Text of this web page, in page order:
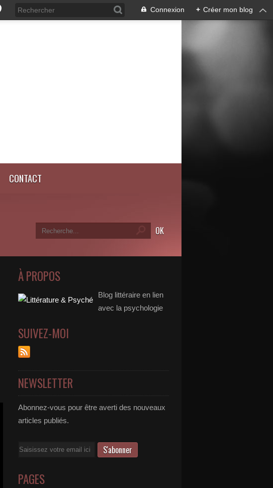
Connexion + Créer mon blog
CONTACT
À PROPOS
Blog littéraire en lien
avec la psychologie
SUIVEZ-MOI
NEWSLETTER
Abonnez-vous pour être averti des nouveaux
articles publiés.
Email
PAGES